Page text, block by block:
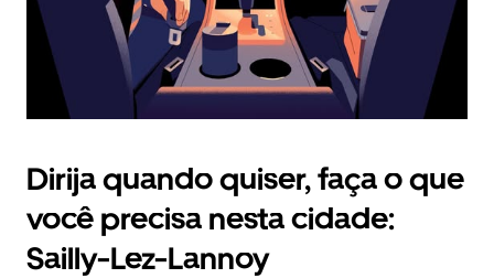
Dirija quando quiser, faça o que
você precisa nesta cidade:
Sailly-Lez-Lannoy